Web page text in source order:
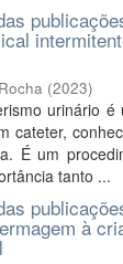
(2023)
urinário
cateter,
É um
tanto ...
à